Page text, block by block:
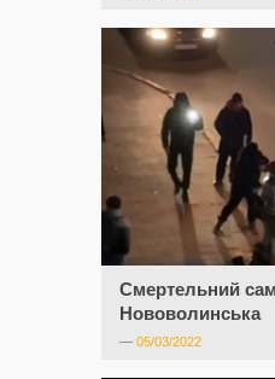
Смертельний
Нововолинська
— 05/03/2022